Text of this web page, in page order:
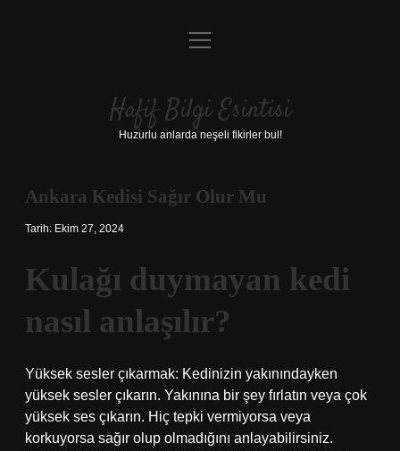
Anasayfa
Yasal Uyarı
menüyü
Hafif Bilgi Esintisi
Huzurlu anlarda neşeli fikirler bul!
Ankara Kedisi Sağır Olur Mu
Tarih: Ekim 27, 2024
Kulağı duymayan kedi
nasıl anlaşılır?
Yüksek sesler çıkarmak: Kedinizin yakınındayken
yüksek sesler çıkarın. Yakınına bir şey fırlatın veya çok
yüksek ses çıkarın. Hiç tepki vermiyorsa veya
korkuyorsa sağır olup olmadığını anlayabilirsiniz.